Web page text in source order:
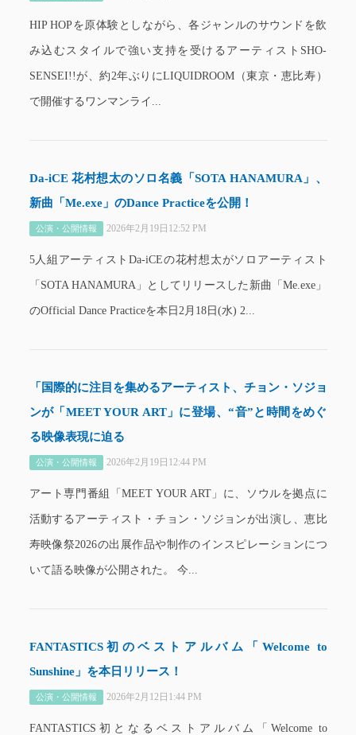
HIP HOPを原体験としながら、各ジャンルのサウンドを飲
み込むスタイルで強い支持を受けるアーティストSHO-
SENSEI!!が、約2年ぶりにLIQUIDROOM（東京・恵比寿）
で開催するワンマンライ...
Da-iCE 花村想太のソロ名義「SOTA HANAMURA」、
新曲「Me.exe」のDance Practiceを公開！
公演・公開情報 2026年2月19日12:52 PM
5人組アーティストDa-iCEの花村想太がソロアーティスト
「SOTA HANAMURA」としてリリースした新曲「Me.exe」
のOfficial Dance Practiceを本日2月18日(水) 2...
「国際的に注目を集めるアーティスト、チョン・ソジョ
ンが「MEET YOUR ART」に登場、“音”と時間をめぐ
る映像表現に迫る
公演・公開情報 2026年2月19日12:44 PM
アート専門番組「MEET YOUR ART」に、ソウルを拠点に
活動するアーティスト・チョン・ソジョンが出演し、恵比
寿映像祭2026の出展作品や制作のインスピレーションにつ
いて語る映像が公開された。 今...
FANTASTICS初のベストアルバム「Welcome to
Sunshine」を本日リリース！
公演・公開情報 2026年2月12日1:44 PM
FANTASTICS初となるベストアルバム「Welcome to